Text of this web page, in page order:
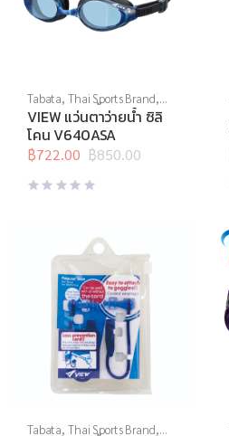
Tabata, Thai Sports Brand,
View,กีฬาทางน้ำ,แว่นตาว่าย
น้ำ,แว่นตาว่ายน้ำทั่วไป
VIEW แว่นตาว่ายน้ำ ซิลิ
โคน V640ASA
฿850.00
Original
price
was:
฿722.00
Current
price
is:
Tabata, Thai Sports Brand,